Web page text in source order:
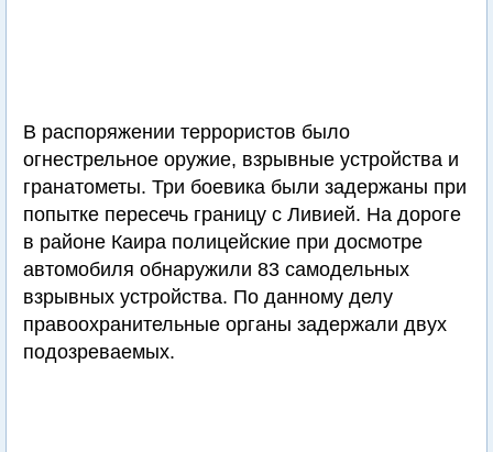
В распоряжении террористов было
огнестрельное оружие, взрывные устройства и
гранатометы. Три боевика были задержаны при
попытке пересечь границу с Ливией. На дороге
в районе Каира полицейские при досмотре
автомобиля обнаружили 83 самодельных
взрывных устройства. По данному делу
правоохранительные органы задержали двух
подозреваемых.